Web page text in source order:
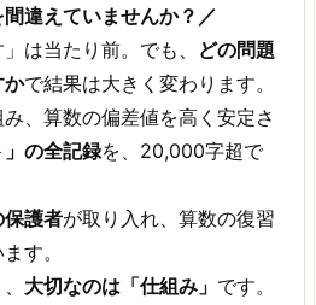
違えていませんか？／
は当たり前。でも、 どの問題
かで結果は大きく変わります。
、算数の偏差値を高く安定さ
」の全記録を、20,000字超で
護者が取り入れ、算数の復習
す。
大切なのは「仕組み」 です。